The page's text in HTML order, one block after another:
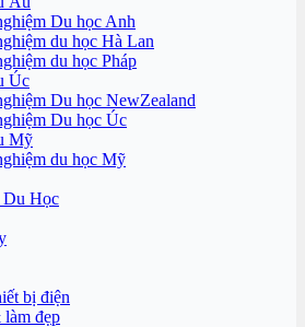
Du học Anh
du học Hà Lan
du học Pháp
Úc
Du học NewZealand
Du học Úc
Mỹ
du học Mỹ
Du Học
bị điện
đẹp